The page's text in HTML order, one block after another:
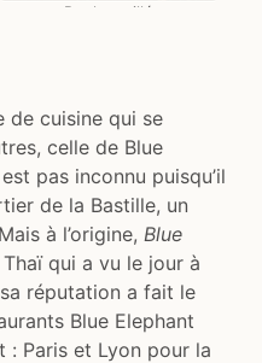
Poulet grillé
de cuisine qui se
celle de Blue
pas inconnu puisqu’il
de la Bastille, un
à l’origine, Blue
qui a vu le jour à
réputation a fait le
Blue Elephant
Paris et Lyon pour la